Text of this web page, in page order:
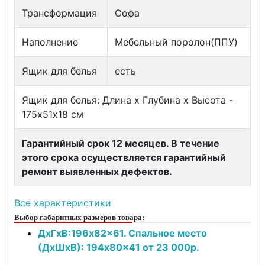
Трансформация Софа
Наполнение Мебельный поролон(ППУ)
Ящик для белья есть
Ящик для белья: Длина х Глубина х Высота -
175х51х18 см
Гарантийный срок 12 месяцев. В течение
этого срока осуществляется гарантийный
ремонт выявленных дефектов.
Все характеристики
Выбор габаритных размеров товара:
ДxГxВ:196x82x61. Спальное место
(ДxШxВ): 194x80x41 от 23 000р.